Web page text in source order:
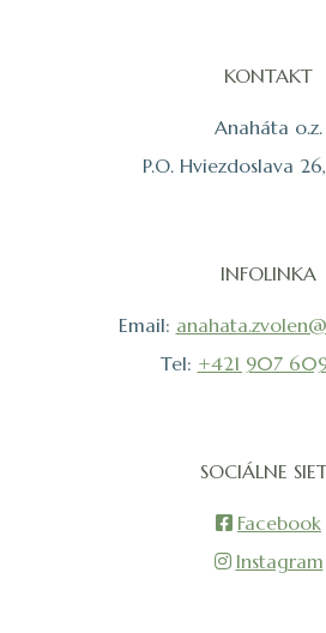
KONTAKT
Anaháta o.z.
P.O. Hviezdoslava
INFOLINKA
Email:
Tel: +421 907
SOCIÁLNE
Facebook
Instagram